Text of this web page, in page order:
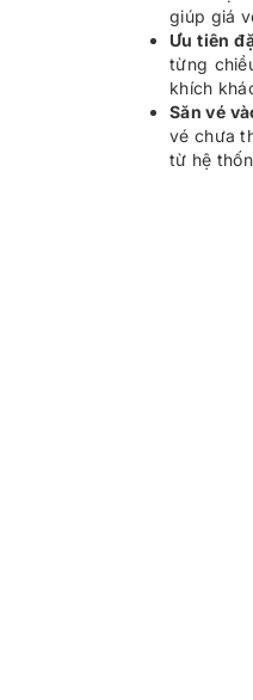
giúp giá
Ưu tiên
từng
khích
Săn vé
vé chưa
từ hệ